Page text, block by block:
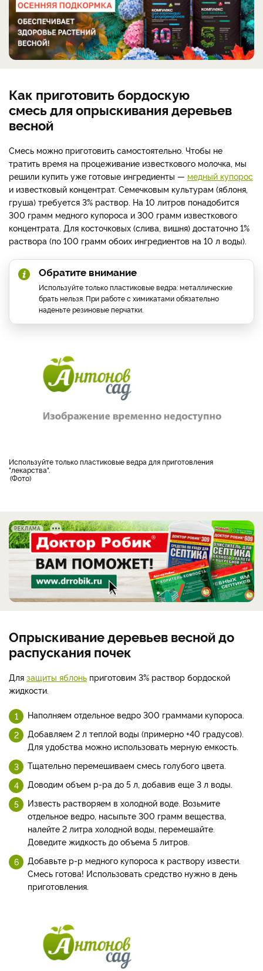
Как приготовить бордоскую
смесь для опрыскивания деревьев
весной
Смесь можно приготовить самостоятельно. Чтобы не
тратить время на процеживание известкового молочка, мы
решили купить уже готовые ингредиенты — медный купорос
и известковый концентрат. Семечковым культурам (яблоня,
груша) требуется 3% раствор. На 10 литров понадобится
300 грамм медного купороса и 300 грамм известкового
концентрата. Для косточковых (слива, вишня) достаточно 1%
раствора (по 100 грамм обоих ингредиентов на 10 л воды).
Обратите внимание
Используйте только пластиковые ведра: металлические
брать нельзя. При работе с химикатами обязательно
наденьте резиновые перчатки.
Используйте только пластиковые ведра для приготовления
"лекарства".
Фото
РЕКЛАМА
Опрыскивание деревьев весной до
распускания почек
Для защиты яблонь приготовим 3% раствор бордоской
жидкости.
Наполняем отдельное ведро 300 граммами купороса.
Добавляем 2 л теплой воды (примерно +40 градусов).
Для удобства можно использовать мерную емкость.
Тщательно перемешиваем смесь голубого цвета.
Доводим объем р-ра до 5 л, добавив еще 3 л воды.
Известь растворяем в холодной воде. Возьмите
отдельное ведро, насыпьте 300 грамм вещества,
налейте 2 литра холодной воды, перемешайте.
Доведите жидкость до объема 5 литров.
Добавьте р-р медного купороса к раствору извести.
Смесь готова! Использовать средство нужно в день
приготовления.